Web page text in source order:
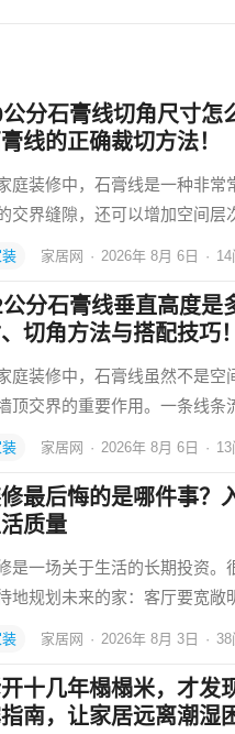
公分石膏线切角尺寸怎
线的正确裁切方法！
庭装修中，石膏线是一种非
交界缝隙，还可以增加空间
装 家居网 · 2026年 8月 6日 · 14
公分石膏线垂直高度是
切角方法与搭配技巧！
庭装修中，石膏线虽然不是
顶交界的重要作用。一条线
装 家居网 · 2026年 8月 6日 · 13
最后悔的是哪件事？
质量
是一场关于生活的长期投资。
地规划未来的家：客厅要宽
装 家居网 · 2026年 8月 3日 · 38
十几年榻榻米，才发
南，让家居远离潮湿